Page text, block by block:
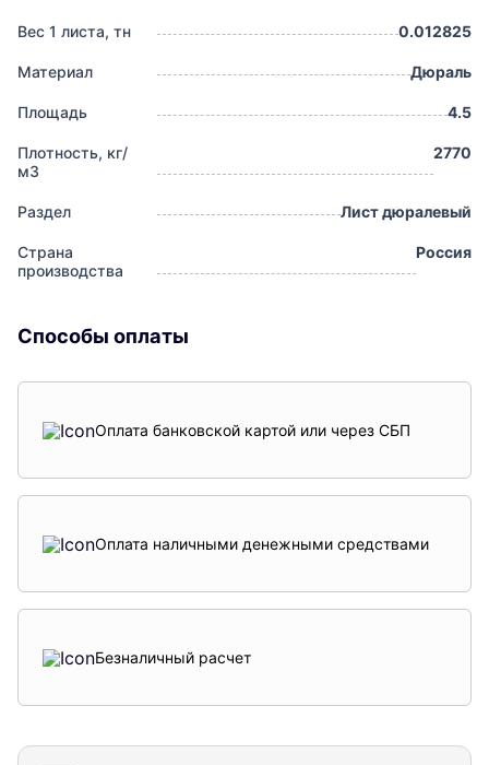
Вес 1 листа, тн 0.012825
Материал Дюраль
Площадь 4.5
Плотность, кг/
м3
2770
Раздел Лист дюралевый
Страна
производства
Россия
Способы оплаты
Оплата банковской картой или через СБП
Оплата наличными денежными средствами
Безналичный расчет